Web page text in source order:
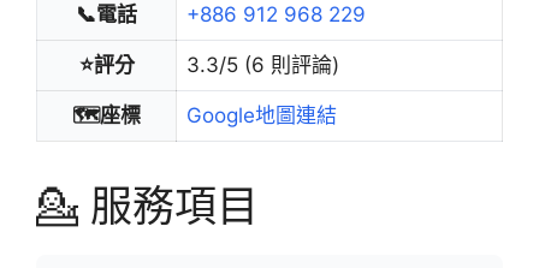
📞電話 +886 912 968 229
⭐評分 3.3/5 (6 則評論)
🗺️座標 Google地圖連結
💁 服務項目